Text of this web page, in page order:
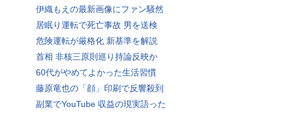
伊織もえの最新画像にファン騒然
居眠り運転で死亡事故 男を送検
危険運転が厳格化 新基準を解説
首相 非核三原則巡り持論反映か
60代がやめてよかった生活習慣
藤原竜也の「顔」印刷で反響殺到
副業でYouTube 収益の現実語った